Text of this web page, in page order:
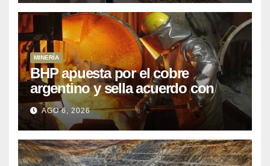
MINERÍA
BHP apuesta por el cobre
argentino y sella acuerdo con
Kobrea para siete proyecto
AGO 6, 2026